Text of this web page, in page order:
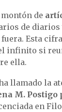
de
de diarios
Esta
infinito si
ella.
llamado la
M. Postigo
en